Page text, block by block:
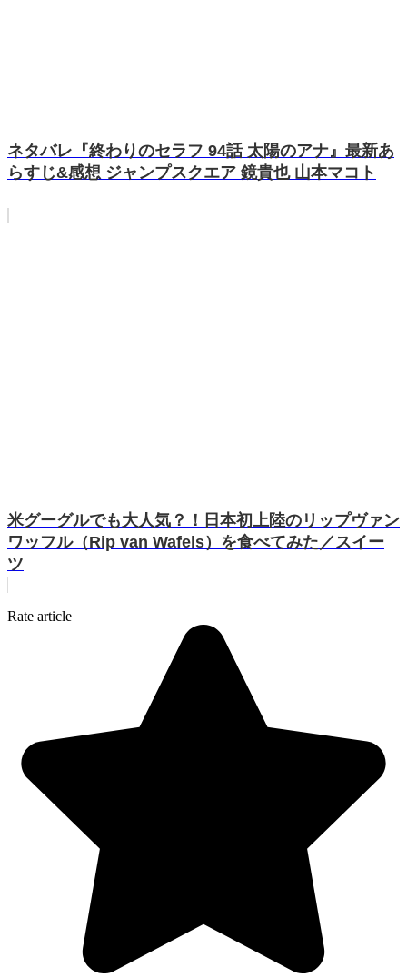
ネタバレ『終わりのセラフ 94話 太陽のアナ』最新あ
らすじ&感想 ジャンプスクエア 鏡貴也 山本マコト
米グーグルでも大人気？！日本初上陸のリップヴァン
ワッフル（Rip van Wafels）を食べてみた／スイー
ツ
Rate article